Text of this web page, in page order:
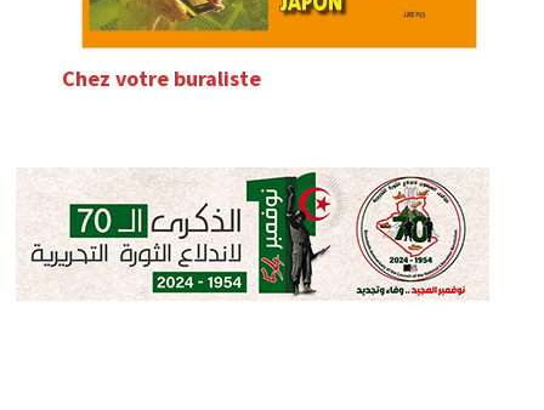
Chez votre buraliste